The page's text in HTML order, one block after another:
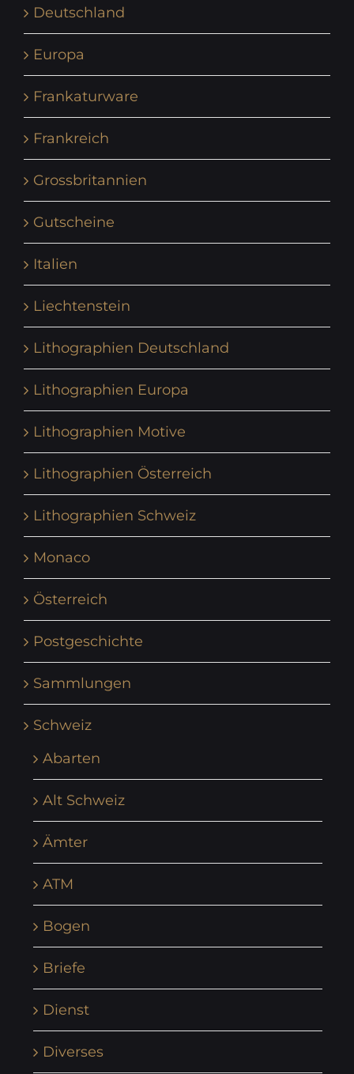
Deutschland
Europa
Frankaturware
Frankreich
Grossbritannien
Gutscheine
Italien
Liechtenstein
Lithographien Deutschland
Lithographien Europa
Lithographien Motive
Lithographien Österreich
Lithographien Schweiz
Monaco
Österreich
Postgeschichte
Sammlungen
Schweiz
Abarten
Alt Schweiz
Ämter
ATM
Bogen
Briefe
Dienst
Diverses